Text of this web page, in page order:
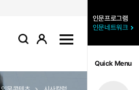
검색 로그인 사이트맵
인문프로그램
인문네트워크
Quick Menu